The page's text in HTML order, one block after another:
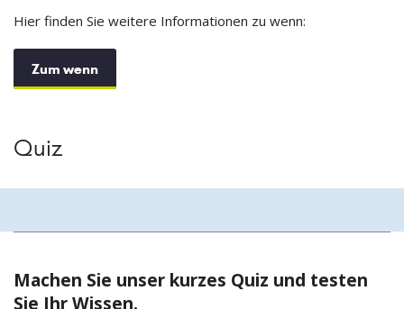
Hier finden Sie weitere Informationen zu wenn:
Zum wenn
Quiz